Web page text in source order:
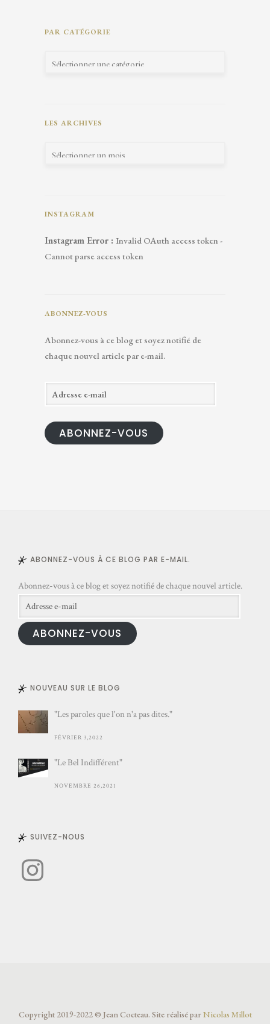
PAR CATÉGORIE
LES ARCHIVES
INSTAGRAM
Instagram Error : Invalid OAuth access token -
Cannot parse access token
ABONNEZ-VOUS
Abonnez-vous à ce blog et soyez notifié de
chaque nouvel article par e-mail.
d
e
i
ABONNEZ-VOUS
ABONNEZ-VOUS À CE BLOG PAR E-MAIL.
Abonnez-vous à ce blog et soyez notifié de chaque nouvel article.
Adresse
e-
mail ABONNEZ-VOUS
NOUVEAU SUR LE BLOG
"Les paroles que l'on n'a pas dites."
FÉVRIER 3,2022
"Le Bel Indifférent"
NOVEMBRE 26,2021
SUIVEZ-NOUS
Instagram
Copyright 2019-2022 © Jean Cocteau. Site réalisé parNicolas Millot